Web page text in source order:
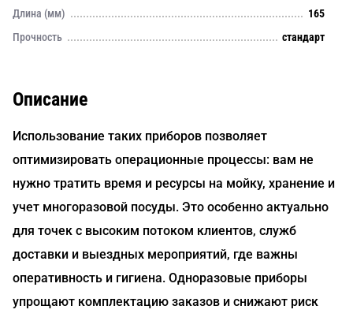
Длина (мм)
165
Прочность
стандарт
Описание
Использование таких приборов позволяет
оптимизировать операционные процессы: вам не
нужно тратить время и ресурсы на мойку, хранение и
учет многоразовой посуды. Это особенно актуально
для точек с высоким потоком клиентов, служб
доставки и выездных мероприятий, где важны
оперативность и гигиена. Одноразовые приборы
упрощают комплектацию заказов и снижают риск